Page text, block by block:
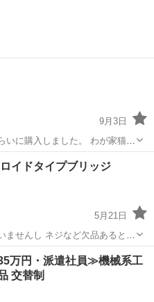
9月3日
に購入しました。 わが家猫と
しょうか。
イドタイプブリッジ
5月21日
せんし ネジなど欠品あると思
た
、ギター ネジ
万円・派遣社員≫機械系工
交替制